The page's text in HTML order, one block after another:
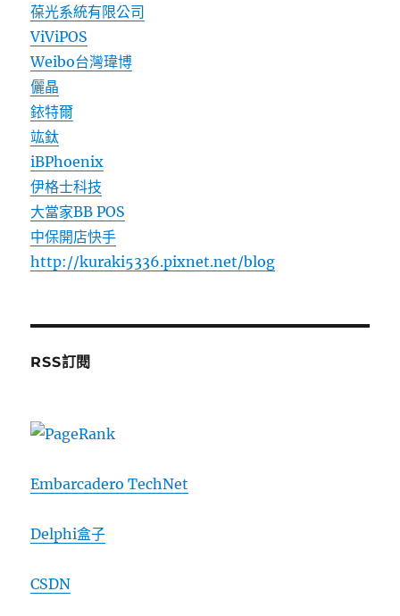
葆光系統有限公司
ViViPOS
Weibo台灣瑋博
儷晶
銥特爾
竑鈦
iBPhoenix
伊格士科技
大當家BB POS
中保開店快手
http://kuraki5336.pixnet.net/blog
RSS訂閱
Embarcadero TechNet
Delphi盒子
CSDN